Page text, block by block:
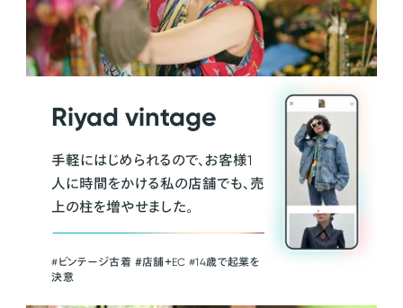
Riyad vintage
手軽にはじめられるので、お客様1
人に時間をかける私の店舗でも、売
上の柱を増やせました。
#ビンテージ古着 ＃店舗＋EC #14歳で起業を
決意